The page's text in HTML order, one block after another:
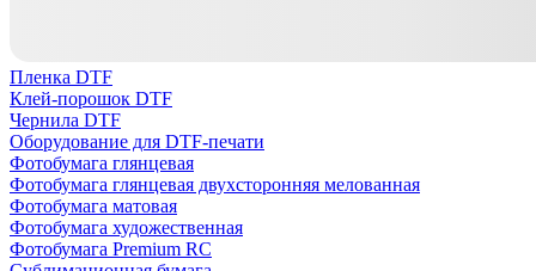
Пленка DTF
Клей-порошок DTF
Чернила DTF
Оборудование для DTF-печати
Фотобумага глянцевая
Фотобумага глянцевая двухсторонняя мелованная
Фотобумага матовая
Фотобумага художественная
Фотобумага Premium RC